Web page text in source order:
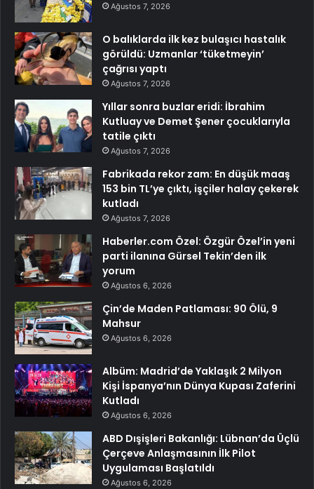
Ağustos 7, 2026
O balıklarda ilk kez bulaşıcı hastalık
görüldü: Uzmanlar ‘tüketmeyin’
çağrısı yaptı
Ağustos 7, 2026
Yıllar sonra buzlar eridi: İbrahim
Kutluay ve Demet Şener çocuklarıyla
tatile çıktı
Ağustos 7, 2026
Fabrikada rekor zam: En düşük maaş
153 bin TL’ye çıktı, işçiler halay çekerek
kutladı
Ağustos 7, 2026
Haberler.com Özel: Özgür Özel’in yeni
parti ilanına Gürsel Tekin’den ilk
yorum
Ağustos 6, 2026
Çin’de Maden Patlaması: 90 Ölü, 9
Mahsur
Ağustos 6, 2026
Albüm: Madrid’de Yaklaşık 2 Milyon
Kişi İspanya’nın Dünya Kupası Zaferini
Kutladı
Ağustos 6, 2026
ABD Dışişleri Bakanlığı: Lübnan’da Üçlü
Çerçeve Anlaşmasının İlk Pilot
Uygulaması Başlatıldı
Ağustos 6, 2026